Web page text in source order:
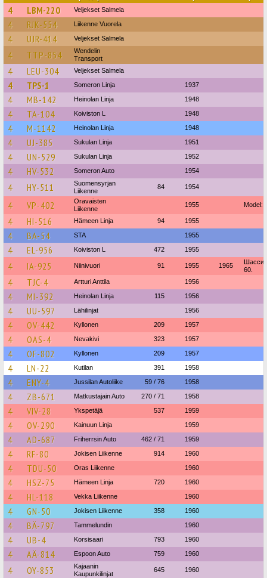
4 LBM-220 Veljekset Salmela
4 RJK-554 Liikenne Vuorela
4 UJR-414 Veljekset Salmela
4 TTP-854
Wendelin
Transport
4 LEU-304 Veljekset Salmela
4 TPS-1 Someron Linja 1937
4 MB-142 Heinolan Linja 1948
4 TA-104 Koiviston L 1948
4 M-1142 Heinolan Linja 1948
4 UJ-385 Sukulan Linja 1951
4 UN-529 Sukulan Linja 1952
4 HV-532 Someron Auto 1954
4 HY-511
Suomensyrjan
Liikenne
84 1954
4 VP-402
Oravaisten
Liikenne
1955 Model:
4 HI-516 Hämeen Linja 94 1955
4 BA-54 STA 1955
4 EL-956 Koiviston L 472 1955
4 IA-925 Niinivuori 91 1955 1965
Шасси:
60.
4 TJC-4 Artturi Anttila 1956
4 MI-392 Heinolan Linja 115 1956
4 UU-597 Lähilinjat 1956
4 OV-442 Kyllonen 209 1957
4 OAS-4 Nevakivi 323 1957
4 OF-802 Kyllonen 209 1957
4 LN-22 Kutilan 391 1958
4 ENY-4 Jussilan Autoliike 59 / 76 1958
4 ZB-671 Matkustajain Auto 270 / 71 1958
4 VIV-28 Ykspetäjä 537 1959
4 OV-290 Kainuun Linja 1959
4 AD-687 Friherrsin Auto 462 / 71 1959
4 RF-80 Jokisen Liikenne 914 1960
4 TDU-50 Oras Liikenne 1960
4 HSZ-75 Hämeen Linja 720 1960
4 HL-118 Vekka Liikenne 1960
4 GN-50 Jokisen Liikenne 358 1960
4 BÄ-797 Tammelundin 1960
4 UB-4 Korsisaari 793 1960
4 AÄ-814 Espoon Auto 759 1960
4 OY-853
Kajaanin
Kaupunkilinjat
645 1960